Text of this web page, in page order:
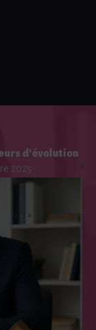
d’évolution
2025